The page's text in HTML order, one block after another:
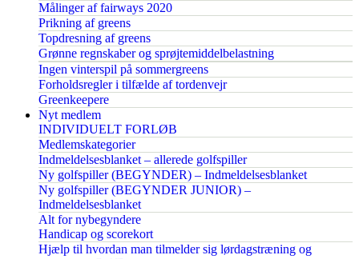
Målinger af fairways 2020
Prikning af greens
Topdresning af greens
Grønne regnskaber og sprøjtemiddelbelastning
Ingen vinterspil på sommergreens
Forholdsregler i tilfælde af tordenvejr
Greenkeepere
Nyt medlem
INDIVIDUELT FORLØB
Medlemskategorier
Indmeldelsesblanket – allerede golfspiller
Ny golfspiller (BEGYNDER) – Indmeldelsesblanket
Ny golfspiller (BEGYNDER JUNIOR) –
Indmeldelsesblanket
Alt for nybegyndere
Handicap og scorekort
Hjælp til hvordan man tilmelder sig lørdagstræning og